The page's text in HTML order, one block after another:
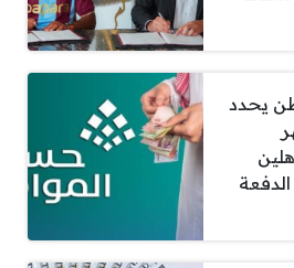
يحدد
للمؤهلين